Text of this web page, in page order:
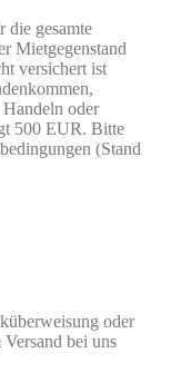
die gesamte
Mietgegenstand
versichert ist
oder
500 EUR. Bitte
(Stand
oder
bei uns